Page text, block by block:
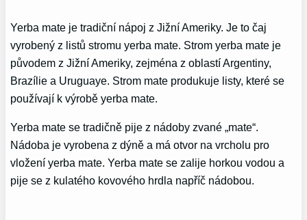
Yerba mate je tradiční nápoj z Jižní Ameriky. Je to čaj
vyrobený z listů stromu yerba mate. Strom yerba mate je
původem z Jižní Ameriky, zejména z oblastí Argentiny,
Brazílie a Uruguaye. Strom mate produkuje listy, které se
používají k výrobě yerba mate.
Yerba mate se tradičně pije z nádoby zvané „mate“.
Nádoba je vyrobena z dýně a má otvor na vrcholu pro
vložení yerba mate. Yerba mate se zalije horkou vodou a
pije se z kulatého kovového hrdla napříč nádobou.